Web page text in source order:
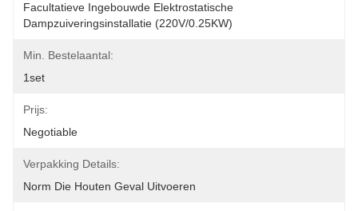
Facultatieve Ingebouwde Elektrostatische
Dampzuiveringsinstallatie (220V/0.25KW)
Min. Bestelaantal:
1set
Prijs:
Negotiable
Verpakking Details:
Norm Die Houten Geval Uitvoeren